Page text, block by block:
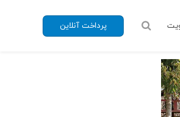
پرداخت آنلاین